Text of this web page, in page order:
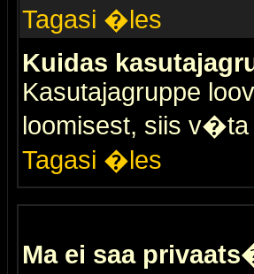
Tagasi �les
Kuidas
Kasutajagruppe
loomisest, siis
Tagasi �les
Ma ei saa